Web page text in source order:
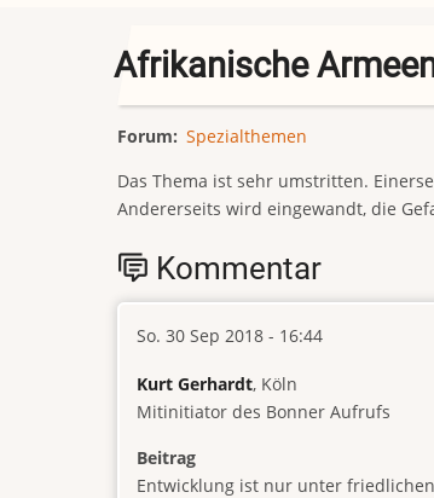
Afrikanische
Forum
Spezialthemen
Das Thema ist sehr umstritten.
Andererseits wird eingewandt, die
Kommentar
So. 30 Sep 2018 - 16:44
Kurt Gerhardt, Köln
Mitinitiator des Bonner Aufrufs
Beitrag
Entwicklung ist nur unter